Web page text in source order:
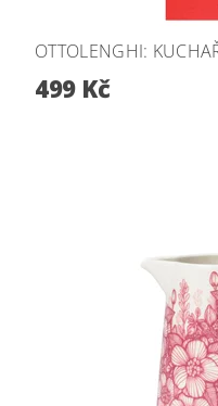
OTTOLENGHI:
499 Kč